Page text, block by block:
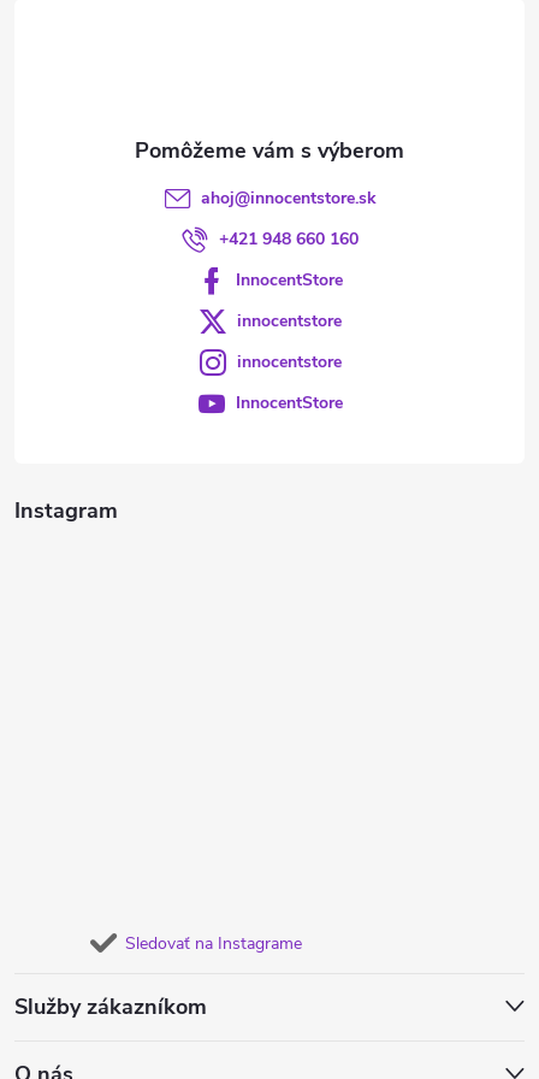
Instagram
Sledovať na Instagrame
Služby zákazníkom
ahoj@innocentstore.sk
+421 948 660 160
InnocentStore
innocentstore
innocentstore
InnocentStore